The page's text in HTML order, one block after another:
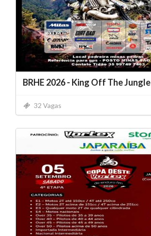
BRHE 2026 - King Off The Jungle
32 Vagas